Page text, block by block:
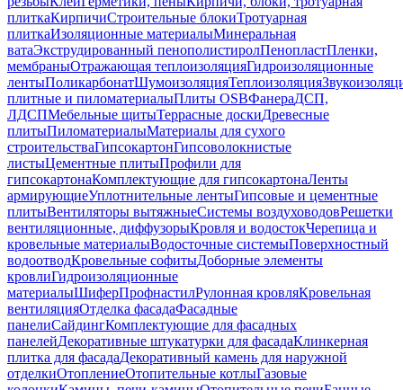
плиткаКирпичиСтроительные блокиТротуарная
плиткаИзоляционные материалыМинеральная
ватаЭкструдированный пенополистиролПенопластПленки,
мембраныОтражающая теплоизоляцияГидроизоляционные
лентыПоликарбонатШумоизоляцияТеплоизоляция
плитные и пиломатериалыПлиты OSBФанераДСП,
ЛДСПМебельные щитыТеррасные доскиДревесные
плитыПиломатериалыМатериалы для сухого
строительстваГипсокартонГипсоволокнистые
листыЦементные плитыПрофили для
гипсокартонаКомплектующие для гипсокартонаЛенты
армирующиеУплотнительные лентыГипсовые и цементные
плитыВентиляторы вытяжныеСистемы воздуховодовРешетки
вентиляционные, диффузорыКровля и водостокЧерепица и
кровельные материалыВодосточные системыПоверхностный
водоотводКровельные софитыДоборные элементы
кровлиГидроизоляционные
материалыШиферПрофнастилРулонная кровляКровельная
вентиляцияОтделка фасадаФасадные
панелиСайдингКомплектующие для фасадных
панелейДекоративные штукатурки для фасадаКлинкерная
плитка для фасадаДекоративный камень для наружной
отделкиОтоплениеОтопительные котлыГазовые